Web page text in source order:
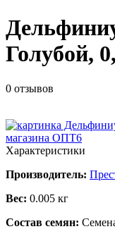
Голубой,
0 отзывов
Характеристики
Производитель:
Вес: 0.005 кг
Состав семян: